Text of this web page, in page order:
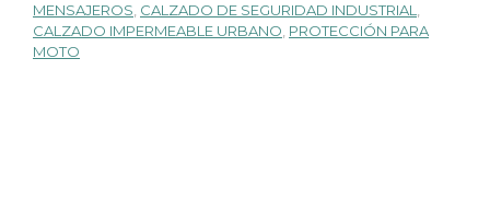
MENSAJEROS, CALZADO DE SEGURIDAD INDUSTRIAL,
CALZADO IMPERMEABLE URBANO, PROTECCIÓN PARA
MOTO